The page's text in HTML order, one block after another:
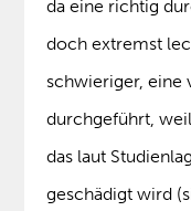
da eine richtig
doch extremst
schwieriger, eine
durchgeführt,
das laut
geschädigt wird